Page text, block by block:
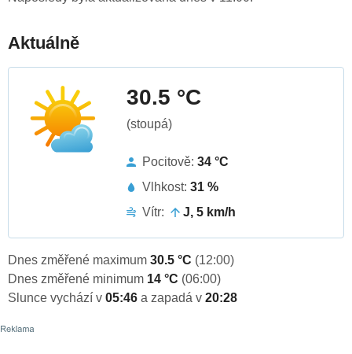
Aktuálně
30.5 °C
(stoupá)
Pocitově: 34 °C
Vlhkost: 31 %
Vítr:
J, 5 km/h
Dnes změřené maximum 30.5 °C (12:00)
Dnes změřené minimum 14 °C (06:00)
Slunce vychází v 05:46 a zapadá v 20:28